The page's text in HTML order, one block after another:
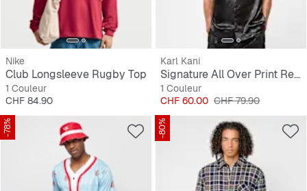
Nike
Club Longsleeve Rugby Top
1 Couleur
Prix
CHF 84.90
Karl Kani
Signature All Over Print Resort Shirt
1 Couleur
Prix
CHF 60.00 Prix original
CHF 79.90
-78% -80%